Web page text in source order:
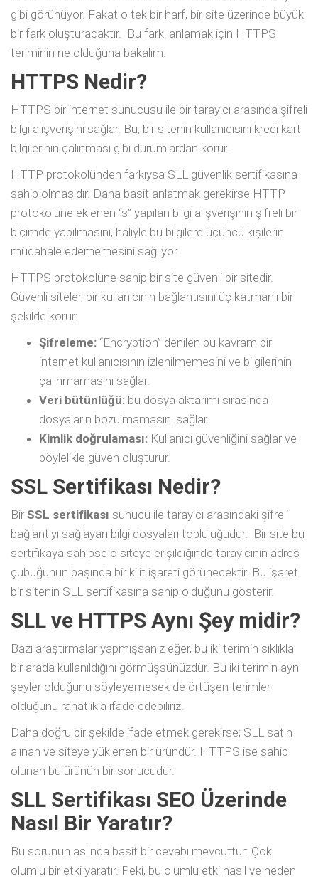
gibi görünüyor. Fakat o tek bir harf, bir site üzerinde büyük
bir fark oluşturacaktır. Bu farkı anlamak için HTTPS
teriminin ne olduğuna bakalım.
HTTPS Nedir?
HTTPS bir internet sunucusu ile bir tarayıcı arasında şifreli
bilgi alışverişini sağlar. Bu, bir sitenin kullanıcısını kredi kart
bilgilerinin çalınması gibi durumlardan korur.
HTTP protokolünden farkıysa SLL güvenlik sertifikasına
sahip olmasıdır. Daha basit anlatmak gerekirse HTTP
protokolüne eklenen “s” yapılan bilgi alışverişinin şifreli bir
biçimde yapılmasını, haliyle bu bilgilere üçüncü kişilerin
müdahale edememesini sağlıyor.
HTTPS protokolüne sahip bir site güvenli bir sitedir.
Güvenli siteler, bir kullanıcının bağlantısını üç katmanlı bir
şekilde korur:
Şifreleme: “Encryption” denilen bu kavram bir
internet kullanıcısının izlenilmemesini ve bilgilerinin
çalınmamasını sağlar.
Veri bütünlüğü: bu dosya aktarımı sırasında
dosyaların bozulmamasını sağlar.
Kimlik doğrulaması: Kullanıcı güvenliğini sağlar ve
böylelikle güven oluşturur.
SSL Sertifikası Nedir?
Bir SSL sertifikası sunucu ile tarayıcı arasındaki şifreli
bağlantıyı sağlayan bilgi dosyaları topluluğudur. Bir site bu
sertifikaya sahipse o siteye erişildiğinde tarayıcının adres
çubuğunun başında bir kilit işareti görünecektir. Bu işaret
bir sitenin SLL sertifikasına sahip olduğunu gösterir.
SLL ve HTTPS Aynı Şey midir?
Bazı araştırmalar yapmışsanız eğer, bu iki terimin sıklıkla
bir arada kullanıldığını görmüşsünüzdür. Bu iki terimin aynı
şeyler olduğunu söyleyemesek de örtüşen terimler
olduğunu rahatlıkla ifade edebiliriz.
Daha doğru bir şekilde ifade etmek gerekirse; SLL satın
alınan ve siteye yüklenen bir üründür. HTTPS ise sahip
olunan bu ürünün bir sonucudur.
SLL Sertifikası SEO Üzerinde
Nasıl Bir Yaratır?
Bu sorunun aslında basit bir cevabı mevcuttur: Çok
olumlu bir etki yaratır. Peki, bu olumlu etki nasıl ve neden